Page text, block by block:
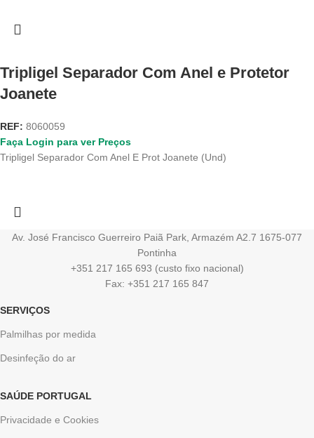
Tripligel Separador Com Anel e Protetor
Joanete
REF: 8060059
Faça Login para ver Preços
Tripligel Separador Com Anel E Prot Joanete (Und)
Av. José Francisco Guerreiro Paiã Park, Armazém A2.7 1675-077
Pontinha
+351 217 165 693 (custo fixo nacional)
Fax: +351 217 165 847
SERVIÇOS
Palmilhas por medida
Desinfeção do ar
SAÚDE PORTUGAL
Privacidade e Cookies